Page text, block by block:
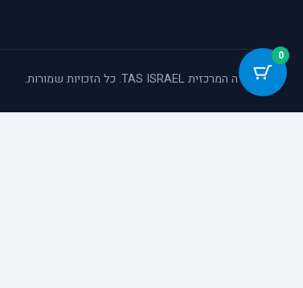
© המעבדה המרכזית TAS ISRAEL. כל הזכויות שמורות.
0